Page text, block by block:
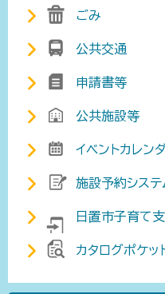
ごみ
公共交通
申請書等
公共施設等
イベントカレン
施設予約システ
日置市子育て支
カタログポケッ